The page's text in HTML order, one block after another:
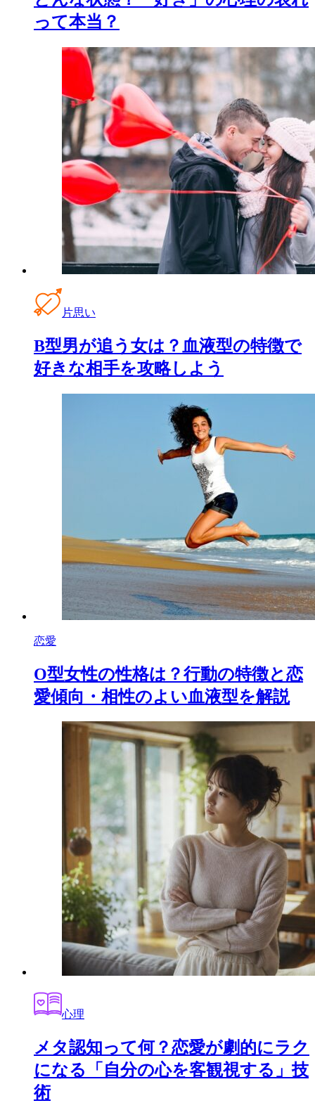
って本当？
片思い
B型男が追う女は？血液型の特徴で
好きな相手を攻略しよう
恋愛
O型女性の性格は？行動の特徴と恋
愛傾向・相性のよい血液型を解説
心理
メタ認知って何？恋愛が劇的にラク
になる「自分の心を客観視する」技
術